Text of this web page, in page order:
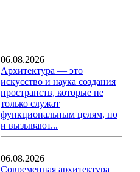
06.08.2026
Архитектура — это
искусство и наука создания
пространств, которые не
только служат
функциональным целям, но
и вызывают...
06.08.2026
Современная архитектура